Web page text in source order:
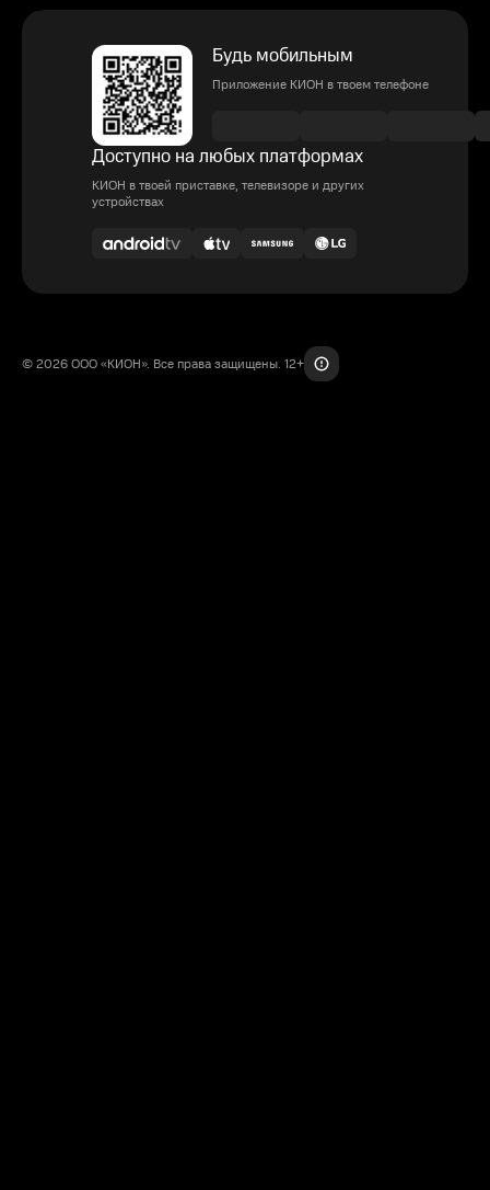
Будь мобильным
Приложение КИОН в твоем телефоне
Доступно на любых платформах
КИОН в твоей приставке, телевизоре и других
устройствах
© 2026 ООО «КИОН». Все права защищены. 12+